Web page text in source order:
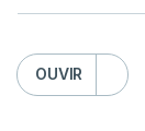
OUVIR